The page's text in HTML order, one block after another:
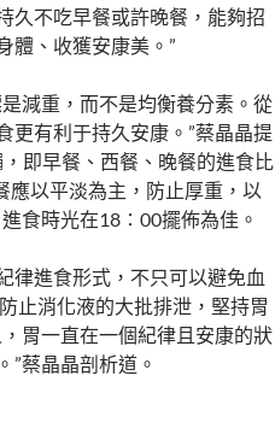
久不吃早餐或許晚餐，能夠招
體、收獲安康美。”
減重，而不是均衡養分素。從
更有利于持久安康。”蔡晶晶提
即早餐、西餐、晚餐的進食比
應以平淡為主，防止厚重，以
食時光在18∶00擺佈為佳。
律進食形式，不只可以避免血
止消化液的大批排泄，堅持胃
胃一直在一個紀律且安康的狀
”蔡晶晶剖析道。